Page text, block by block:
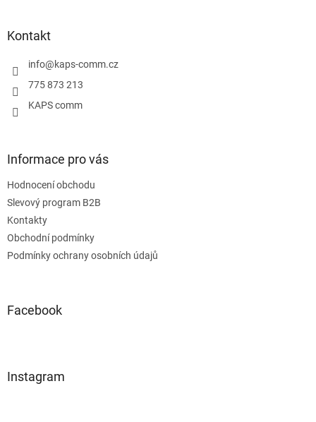
Kontakt
info@kaps-comm.cz
775 873 213
KAPS comm
Informace pro vás
Hodnocení obchodu
Slevový program B2B
Kontakty
Obchodní podmínky
Podmínky ochrany osobních údajů
Facebook
Instagram